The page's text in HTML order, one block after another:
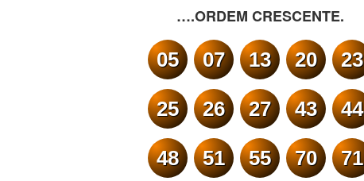
….ORDEM CRESCENTE.
05 07 13 20 23
25 26 27 43 44
48 51 55 70 71